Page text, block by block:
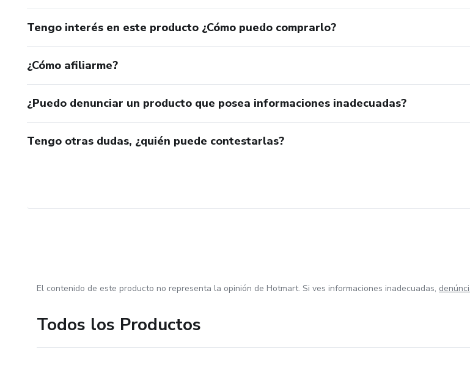
Tengo interés en este producto ¿Cómo puedo comprarlo?
¿Cómo afiliarme?
¿Puedo denunciar un producto que posea informaciones inadecuadas?
Tengo otras dudas, ¿quién puede contestarlas?
El contenido de este producto no representa la opinión de Hotmart. Si ves informaciones inadecuadas,
Todos los Productos